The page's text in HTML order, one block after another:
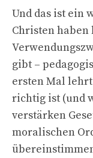
Und das ist ein
Christen haben
gibt –
ersten Mal lehrt
richtig ist (und
verstärken
moralischen